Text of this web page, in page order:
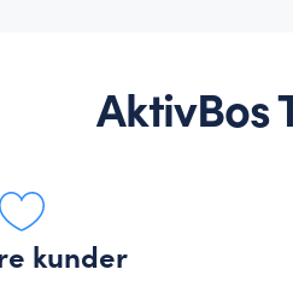
AktivBos
kunder